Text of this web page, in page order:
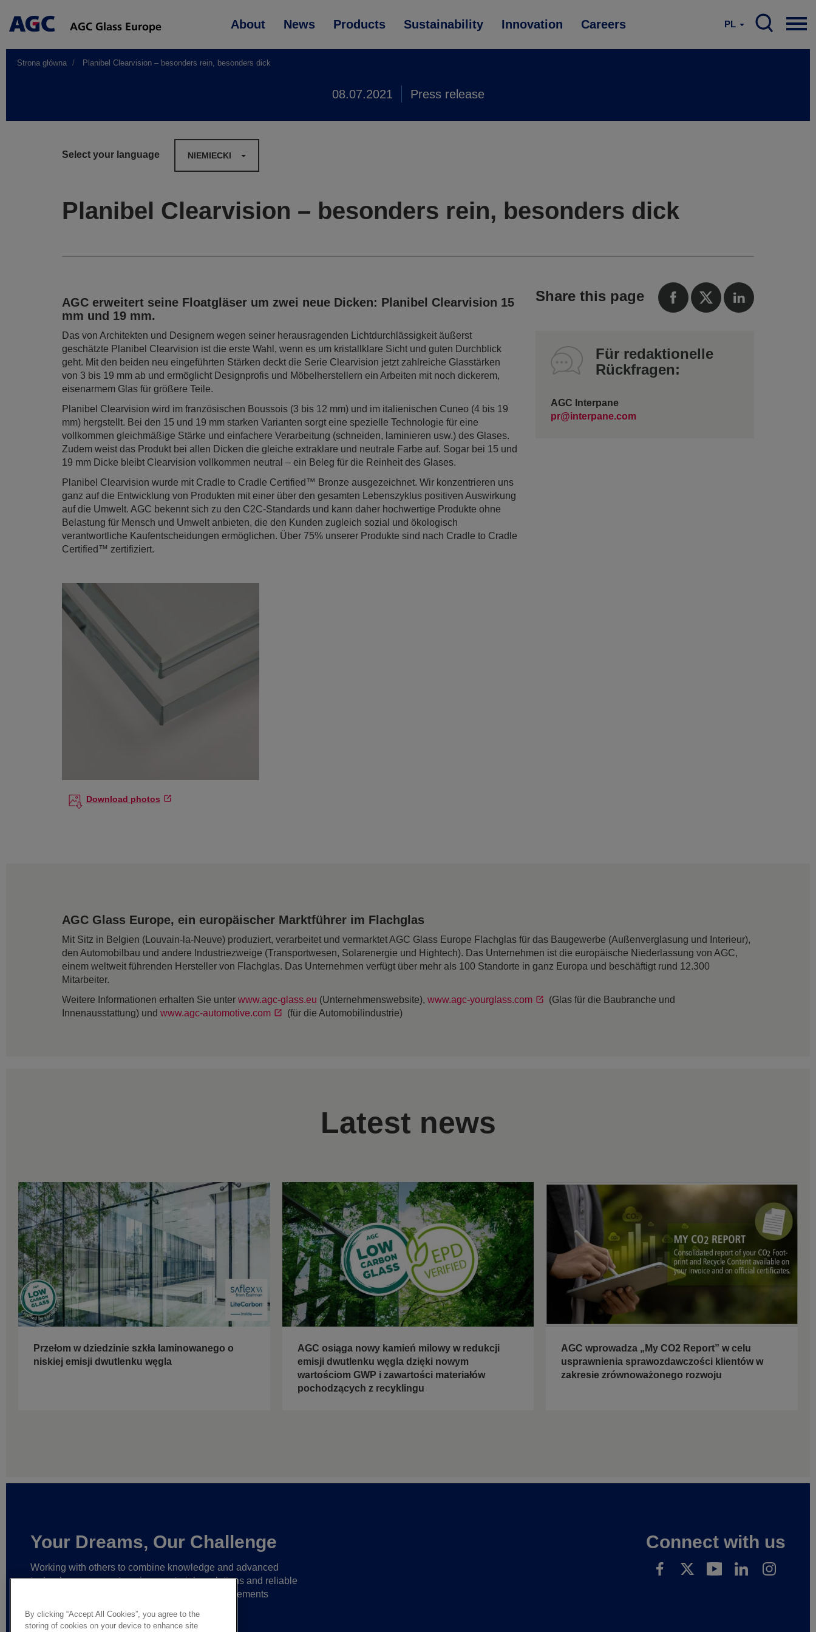
Main
About News Products Sustainability Innovation Careers PL
Strona główna Planibel Clearvision – besonders rein, besonders dick
08.07.2021 Press release
Select your language NIEMIECKI
Planibel Clearvision – besonders rein, besonders dick
AGC erweitert seine Floatgläser um zwei neue Dicken: Planibel Clearvision 15
mm und 19 mm.
Das von Architekten und Designern wegen seiner herausragenden Lichtdurchlässigkeit äußerst
geschätzte Planibel Clearvision ist die erste Wahl, wenn es um kristallklare Sicht und guten Durchblick
geht. Mit den beiden neu eingeführten Stärken deckt die Serie Clearvision jetzt zahlreiche Glasstärken
von 3 bis 19 mm ab und ermöglicht Designprofis und Möbelherstellern ein Arbeiten mit noch dickerem,
eisenarmem Glas für größere Teile.
Planibel Clearvision wird im französischen Boussois (3 bis 12 mm) und im italienischen Cuneo (4 bis 19
mm) hergstellt. Bei den 15 und 19 mm starken Varianten sorgt eine spezielle Technologie für eine
vollkommen gleichmäßige Stärke und einfachere Verarbeitung (schneiden, laminieren usw.) des Glases.
Zudem weist das Produkt bei allen Dicken die gleiche extraklare und neutrale Farbe auf. Sogar bei 15 und
19 mm Dicke bleibt Clearvision vollkommen neutral – ein Beleg für die Reinheit des Glases.
Planibel Clearvision wurde mit Cradle to Cradle Certified™ Bronze ausgezeichnet. Wir konzentrieren uns
ganz auf die Entwicklung von Produkten mit einer über den gesamten Lebenszyklus positiven Auswirkung
auf die Umwelt. AGC bekennt sich zu den C2C-Standards und kann daher hochwertige Produkte ohne
Belastung für Mensch und Umwelt anbieten, die den Kunden zugleich sozial und ökologisch
verantwortliche Kaufentscheidungen ermöglichen. Über 75% unserer Produkte sind nach Cradle to Cradle
Certified™ zertifiziert.
Download photos
Share this page
Für redaktionelle
Rückfragen:
AGC Interpane
pr@interpane.com
AGC Glass Europe, ein europäischer Marktführer im Flachglas
Mit Sitz in Belgien (Louvain-la-Neuve) produziert, verarbeitet und vermarktet AGC Glass Europe Flachglas für das Baugewerbe (Außenverglasung und Interieur),
den Automobilbau und andere Industriezweige (Transportwesen, Solarenergie und Hightech). Das Unternehmen ist die europäische Niederlassung von AGC,
einem weltweit führenden Hersteller von Flachglas. Das Unternehmen verfügt über mehr als 100 Standorte in ganz Europa und beschäftigt rund 12.300
Mitarbeiter.
Weitere Informationen erhalten Sie unter www.agc-glass.eu (Unternehmenswebsite), www.agc-yourglass.com
(Glas für die Baubranche und
Innenausstattung) und www.agc-automotive.com (für die Automobilindustrie)
Latest news
Przełom w dziedzinie szkła laminowanego o
niskiej emisji dwutlenku węgla
AGC osiąga nowy kamień milowy w redukcji
emisji dwutlenku węgla dzięki nowym
wartościom GWP i zawartości materiałów
pochodzących z recyklingu
AGC wprowadza „My CO2 Report” w celu
usprawnienia sprawozdawczości klientów w
zakresie zrównoważonego rozwoju
Your Dreams, Our Challenge
Working with others to combine knowledge and advanced
technology,we create unique materials, solutions and reliable
that help make ever greater achievements
Connect with us
By clicking “Accept All Cookies”, you agree to the
storing of cookies on your device to enhance site